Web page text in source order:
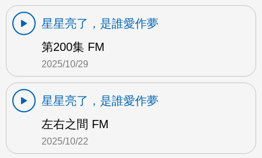
星星亮了，是誰愛作夢
第200集 FM
2025/10/29
星星亮了，是誰愛作夢
左右之間 FM
2025/10/22